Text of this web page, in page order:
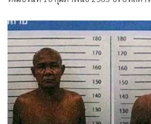
ไหล Tier 1 (ภาวะน้ำมันรั่วไหลขนาดเ